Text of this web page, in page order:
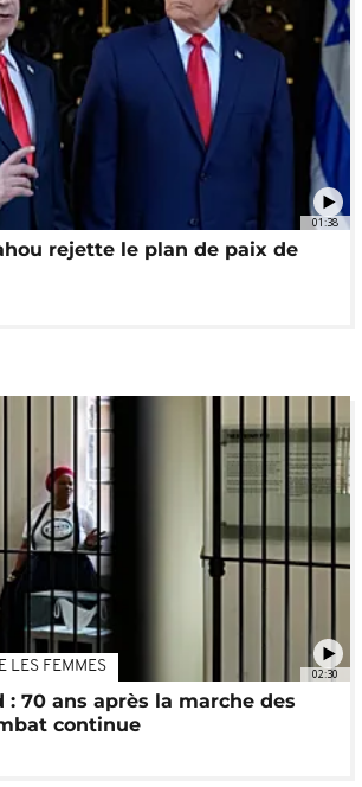
01:38
rejette le plan de paix de
02:30
LES FEMMES
: 70 ans après la marche des
continue